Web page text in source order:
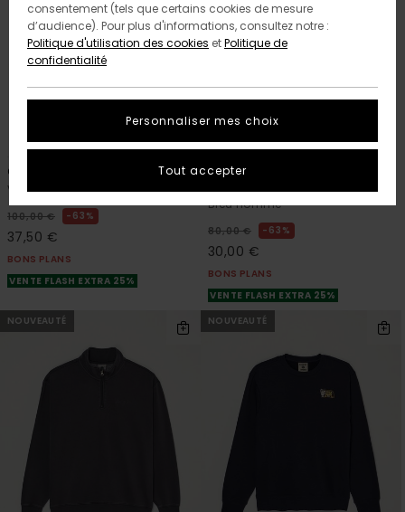
4 RECYCLED
Classic Sherpa
Veste en polaire Bleu Homme
100,00 € 63%
37,50 €
BONS PLANS
VENTE FLASH EXTRA 25%
1 RECYCLED
Classic Sherpa
Veste sans manches en polaire
Bleu Homme
80,00 € 63%
30,00 €
BONS PLANS
VENTE FLASH EXTRA 25%
NOUVEAUTÉ
NOUVEAUTÉ
consentement (tels que certains cookies de mesure
d’audience). Pour plus d'informations, consultez notre :
Politique d'utilisation des cookies etPolitique de
confidentialité
Personnaliser mes choix
Tout accepter